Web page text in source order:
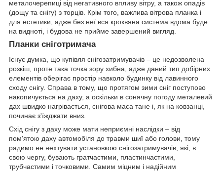
металочерепиці від негативного впливу вітру, а також опадів
(дощу та снігу) з торців. Крім того, важлива вітрова планка і
для естетики, адже без неї вся кроквяна система вдома буде
на видноті, і будова не прийме завершений вигляд.
Планки сніготримача
Існує думка, що купівля снігозатримувачів – це недозволена
розкіш, проте така точка зору хибна, адже даний тип добірних
елементів оберігає простір навколо будинку від лавинного
сходу снігу. Справа в тому, що протягом зими сніг поступово
накопичується на даху, а оскільки в сонячну погоду металевий
дах швидко нагрівається, снігова маса тане і, як на ковзанці,
починає з'їжджати вниз.
Схід снігу з даху може мати неприємні наслідки – від
пом'ятою даху автомобіля до травми шиї або голови, тому
радимо не нехтувати установкою снігозатримувачів, які, в
свою чергу, бувають гратчастими, пластинчастими,
трубчастими і точковими. Самим міцним і надійним